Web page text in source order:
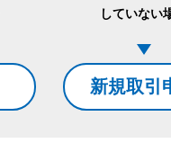
していない
新規取引